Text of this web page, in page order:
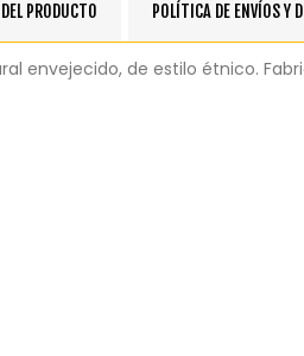
PRODUCTO POLÍTICA DE ENVÍOS Y
envejecido, de estilo étnico.